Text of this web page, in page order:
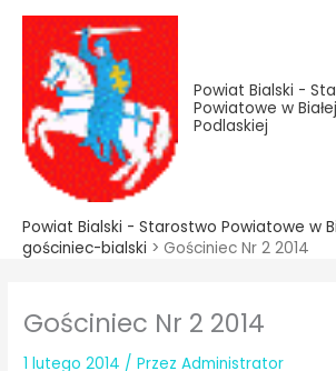
treści
Przejdź
treści
Powiat Bialski -
Powiatowe w Białej
Podlaskiej
Powiat Bialski - Starostwo Powiatowe w
gościniec-bialski > Gościniec Nr 2 2014
Gościniec Nr 2 2014
1 lutego 2014 / PrzezAdministrator